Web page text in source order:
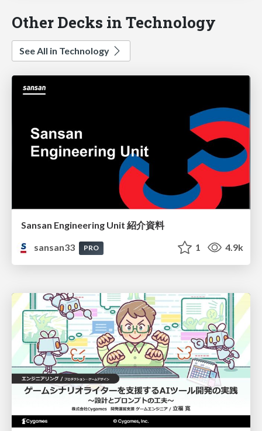
Other Decks in Technology
See All in Technology
Sansan Engineering Unit 紹介資料
sansan33
PRO 1 4.9k